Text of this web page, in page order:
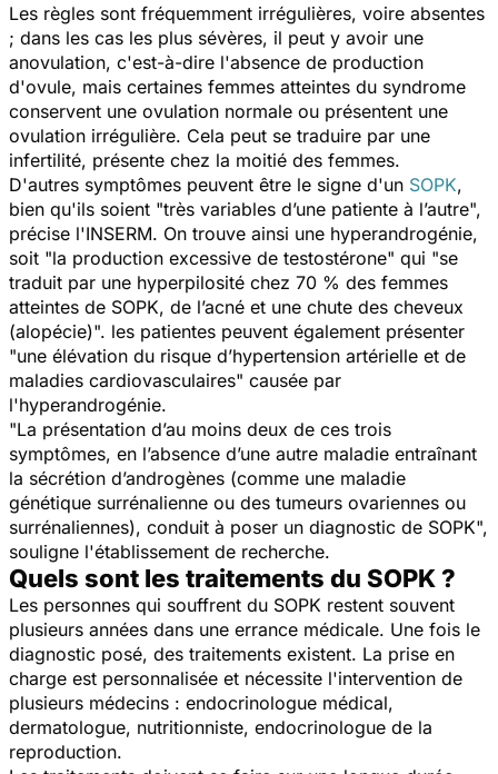
Les règles sont fréquemment irrégulières, voire absentes
; dans les cas les plus sévères, il peut y avoir une
anovulation, c'est-à-dire l'absence de production
d'ovule, mais certaines femmes atteintes du syndrome
conservent une ovulation normale ou présentent une
ovulation irrégulière. Cela peut se traduire par une
infertilité, présente chez la moitié des femmes.
D'autres symptômes peuvent être le signe d'un SOPK,
bien qu'ils soient "très variables d’une patiente à l’autre",
précise l'INSERM. On trouve ainsi une hyperandrogénie,
soit "la production excessive de testostérone" qui "se
traduit par une hyperpilosité chez 70 % des femmes
atteintes de SOPK, de l’acné et une chute des cheveux
(alopécie)". les patientes peuvent également présenter
"une élévation du risque d’hypertension artérielle et de
maladies cardiovasculaires" causée par
l'hyperandrogénie.
"La présentation d’au moins deux de ces trois
symptômes, en l’absence d’une autre maladie entraînant
la sécrétion d’androgènes (comme une maladie
génétique surrénalienne ou des tumeurs ovariennes ou
surrénaliennes), conduit à poser un diagnostic de SOPK",
souligne l'établissement de recherche.
Quels sont les traitements du SOPK ?
Les personnes qui souffrent du SOPK restent souvent
plusieurs années dans une errance médicale. Une fois le
diagnostic posé, des traitements existent. La prise en
charge est personnalisée et nécessite l'intervention de
plusieurs médecins : endocrinologue médical,
dermatologue, nutritionniste, endocrinologue de la
reproduction.